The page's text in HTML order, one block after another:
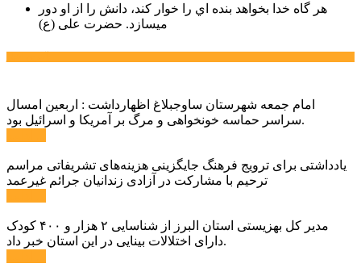
هر گاه خدا بخواهد بنده اي را خوار كند، دانش را از او دور
میسازد. حضرت علی (ع)
امام جمعه شهرستان ساوجبلاغ اظهارداشت : اربعین امسال
سراسر حماسه خونخواهی و مرگ بر آمریکا و اسرائیل بود.
یادداشتی برای ترویج فرهنگ جایگزینی هزینه‌های تشریفاتی مراسم
ترحیم با مشارکت در آزادی زندانیان جرائم غیرعمد
مدیر کل بهزیستی استان البرز از شناسایی ۲ هزار و ۴۰۰ کودک
دارای اختلالات بینایی در این استان خبر داد.